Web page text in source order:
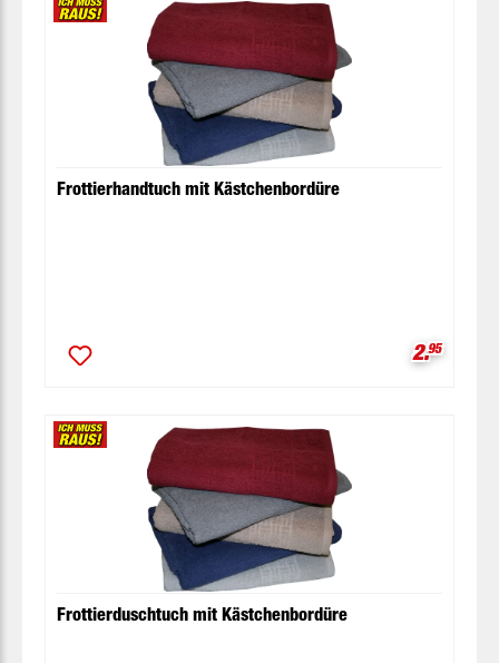
Frottierhandtuch mit Kästchenbordüre
2.95
Frottierduschtuch mit Kästchenbordüre